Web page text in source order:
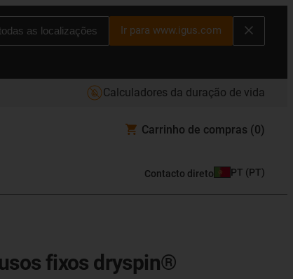
as localizações Ir para www.igus.com
Calculadores da duração de vida
Carrinho de compras (0)
Contacto direto PT (PT)
fixos dryspin®